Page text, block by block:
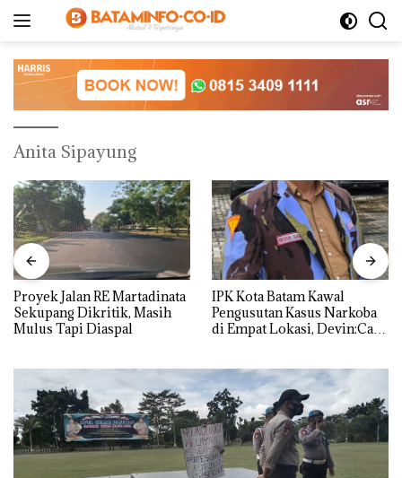
Anita Sipayung
Proyek Jalan RE Martadinata
Sekupang Dikritik, Masih
Mulus Tapi Diaspal
IPK Kota Batam Kawal
Pengusutan Kasus Narkoba
di Empat Lokasi, Devin:Cari